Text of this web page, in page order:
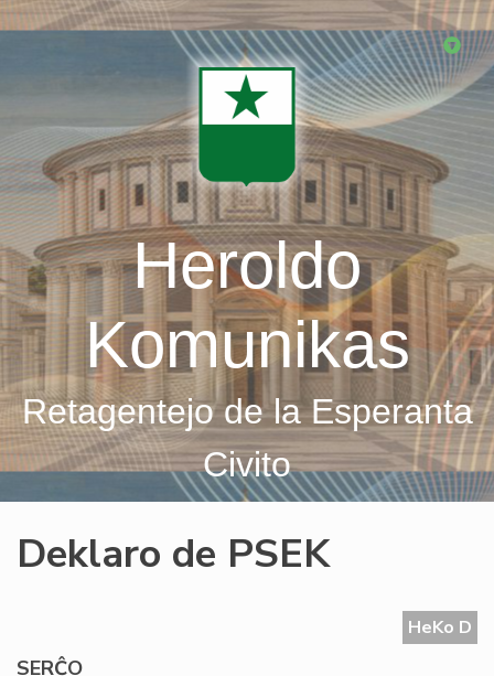
Skip
Heroldo
Komunikas
Retagentejo de la Esperanta
Civito
Deklaro de PSEK
HeKo D
SERĈO